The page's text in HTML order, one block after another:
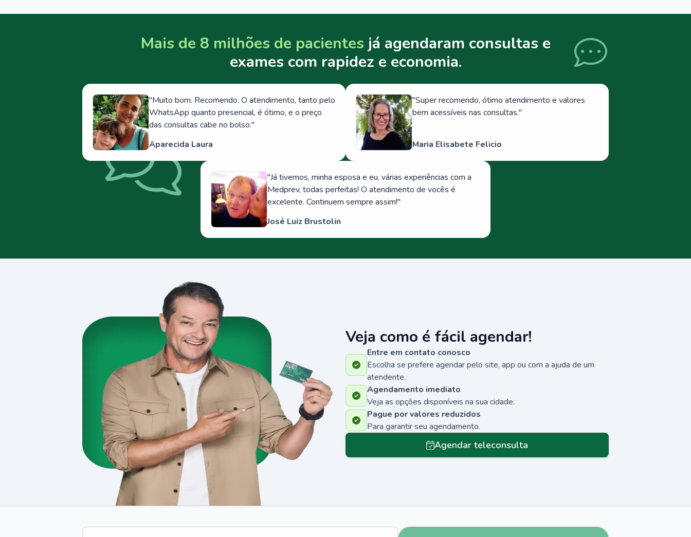
Mais de 8 milhões de pacientes já agendaram consultas e
exames com rapidez e economia.
"Muito bom. Recomendo. O atendimento, tanto pelo
WhatsApp quanto presencial, é ótimo, e o preço
das consultas cabe no bolso."
Aparecida Laura
"Super recomendo, ótimo atendimento e valores
bem acessíveis nas consultas."
Maria Elisabete Felicio
"Já tivemos, minha esposa e eu, várias experiências com a
Medprev, todas perfeitas! O atendimento de vocês é
excelente. Continuem sempre assim!"
José Luiz Brustolin
Veja como é fácil agendar!
Entre em contato conosco
Escolha se prefere agendar pelo site, app ou com a ajuda de um
atendente.
Agendamento imediato
Veja as opções disponíveis na sua cidade.
Pague por valores reduzidos
Para garantir seu agendamento.
Agendar teleconsulta